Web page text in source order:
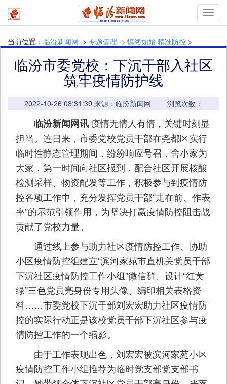
当前位置： 临汾新闻网 > 专题管理 >慎终如始 精准防控 >
临汾市委党校：下沉干部入社区
筑牢疫情防护线
2022-10-26 08:31:39 来源：临汾新闻网 浏览次数：
临汾新闻网讯疫情无情人有情，关键时刻显
担当。连日来，市委党校党员干部在尧都区实行
临时性静态管理期间，纷纷响应号召，舍小家为
大家，第一时间向社区报到，配合社区开展核酸
检测采样、物资配发等工作，积极参与到疫情防
控各项工作中，充分发挥党员干部“走在前、作表
率”的示范引领作用，为坚决打赢疫情防控阻击战
贡献了党校力量。
通过线上参与助力社区疫情防控工作、协助
小区疫情防控组建立“滨河家苑市直机关党员干部
下沉社区疫情防控工作小组”微信群、设计“红黄
绿”三色党员亮身份专用头像、编印相关表格资
料……市委党校下沉干部刘宏宏助力社区疫情防
控的实际行动正是该校党员干部下沉社区参与疫
情防控工作的一个缩影。
由于工作表现出色，刘宏宏被滨河家苑小区
疫情防控工作小组推荐为临时党支部党支部书